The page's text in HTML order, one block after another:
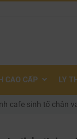
cafe sinh tố chân
CAO CẤP LY